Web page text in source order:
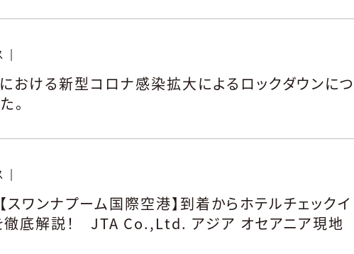
|
における新型コロナ感染拡大によるロックダウンにつ
。
|
ワンナプーム国際空港】到着からホテルチェックイ
徹底解説！ JTA Co.,Ltd. アジア オセアニア現地